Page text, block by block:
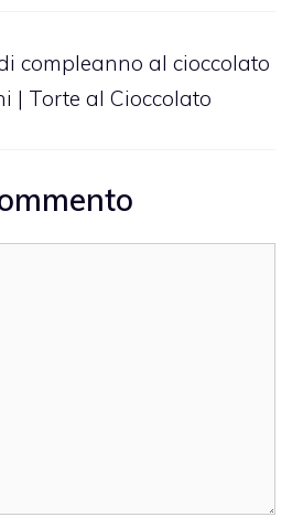
compleanno al cioccolato
| Torte al Cioccolato